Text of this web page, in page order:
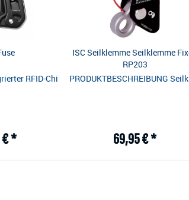
170g Compliance: EN353-2 and
RFID-Chip für eine vereinfachte
€ *
ISC Seilklemme Seilklemme
RP203
PRODUKTBESCHREIBUNG
69,95 € *